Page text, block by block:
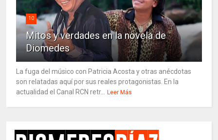
10
Mitos y verdades en la novela de
Diomedes
La fuga del músico con Patricia Acosta y otras anécdotas
son relatadas aquí por sus reales protagonistas. En la
actualidad el Canal RCN retr...
Leer Más